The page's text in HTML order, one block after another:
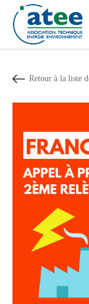
contenu
principal
Retour à la liste
Panneau de gestion des